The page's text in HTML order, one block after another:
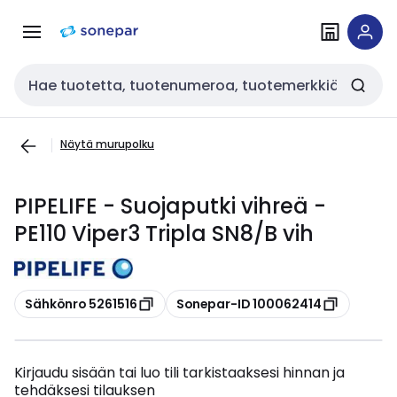
navigointiinsisältöön
Haku
Näytä murupolku
PIPELIFE - Suojaputki vihreä -
PE110 Viper3 Tripla SN8/B vih
Kopioi
Sähkönro 5261516 Kopioi
Sonepar-ID 100062414
Kirjaudu sisään tai luo tili tarkistaaksesi hinnan ja
tehdäksesi tilauksen